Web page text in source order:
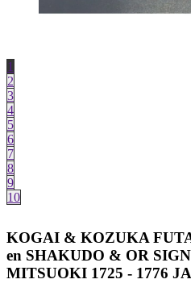
1
2
3
4
5
6
7
8
9
10
KOGAI & KOZUKA
en SHAKUDO & OR
MITSUOKI 1725 - 1776